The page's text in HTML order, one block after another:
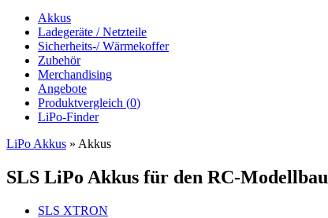
Akkus
Ladegeräte / Netzteile
Sicherheits-/ Wärmekoffer
Zubehör
Merchandising
Angebote
Produktvergleich (0)
LiPo-Finder
LiPo Akkus » Akkus
SLS LiPo Akkus für den RC-Modellbau
SLS XTRON